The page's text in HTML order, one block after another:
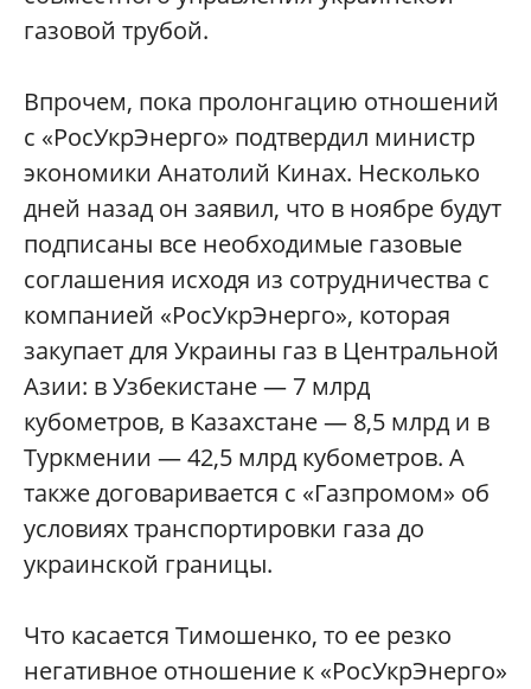
газовой трубой.
Впрочем, пока пролонгацию отношений
с «РосУкрЭнерго» подтвердил министр
экономики Анатолий Кинах. Несколько
дней назад он заявил, что в ноябре будут
подписаны все необходимые газовые
соглашения исходя из сотрудничества с
компанией «РосУкрЭнерго», которая
закупает для Украины газ в Центральной
Азии: в Узбекистане — 7 млрд
кубометров, в Казахстане — 8,5 млрд и в
Туркмении — 42,5 млрд кубометров. А
также договаривается с «Газпромом» об
условиях транспортировки газа до
украинской границы.
Что касается Тимошенко, то ее резко
негативное отношение к «РосУкрЭнерго»